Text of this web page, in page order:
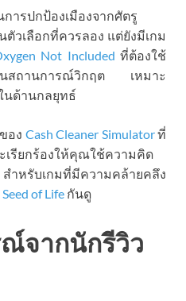
รปกป้องเมืองจากศัตรู
ตัวเลือกที่ควรลอง แต่ยังมีเกม
Not Included ที่ต้องใช้
นสถานการณ์วิกฤต เหมาะ
นด้านกลยุทธ์
อง Cash Cleaner Simulatorที่
รียกร้องให้คุณใช้ความคิด
หรับเกมที่มีความคล้ายคลึง
of Life กันดู
จากนักรีวิว